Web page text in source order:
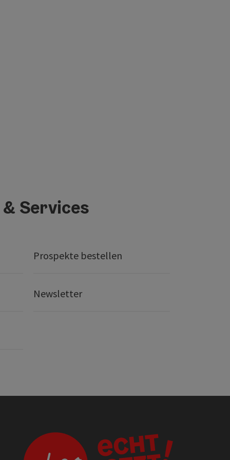
Services
Prospekte bestellen
Newsletter